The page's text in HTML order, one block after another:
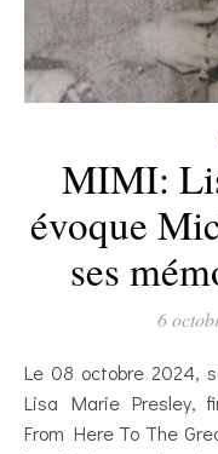
MIMI:
évoque
ses
6
Le 08 octobre 2024, sortent les mémoires posthumes de
Lisa Marie Presley,
From Here To The